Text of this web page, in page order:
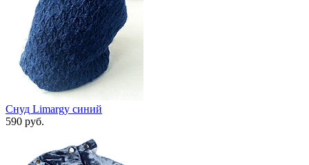
Снуд Limargy синий
590 руб.